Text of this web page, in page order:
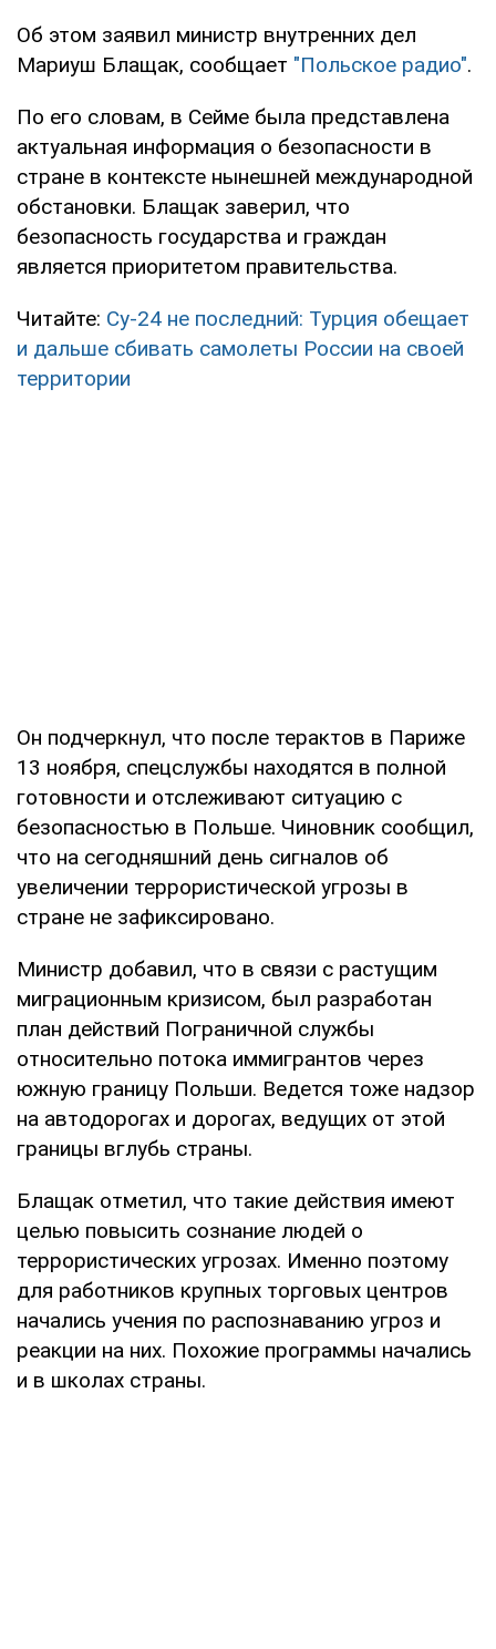
Об этом заявил министр внутренних дел
Мариуш Блащак, сообщает "Польское радио".
По его словам, в Сейме была представлена
актуальная информация о безопасности в
стране в контексте нынешней международной
обстановки. Блащак заверил, что
безопасность государства и граждан
является приоритетом правительства.
Читайте: Су-24 не последний: Турция обещает
и дальше сбивать самолеты России на своей
территории
Он подчеркнул, что после терактов в Париже
13 ноября, спецслужбы находятся в полной
готовности и отслеживают ситуацию с
безопасностью в Польше. Чиновник сообщил,
что на сегодняшний день сигналов об
увеличении террористической угрозы в
стране не зафиксировано.
Министр добавил, что в связи с растущим
миграционным кризисом, был разработан
план действий Пограничной службы
относительно потока иммигрантов через
южную границу Польши. Ведется тоже надзор
на автодорогах и дорогах, ведущих от этой
границы вглубь страны.
Блащак отметил, что такие действия имеют
целью повысить сознание людей о
террористических угрозах. Именно поэтому
для работников крупных торговых центров
начались учения по распознаванию угроз и
реакции на них. Похожие программы начались
и в школах страны.